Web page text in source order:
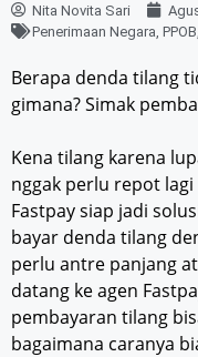
Nita Novita Sari
Penerimaan Negara PPOB
Berapa denda tilang
gimana? Simak
Kena tilang karena
nggak perlu repot
Fastpay siap jadi
bayar denda tilang
perlu antre panjang
datang ke agen
pembayaran tilang
bagaimana caranya